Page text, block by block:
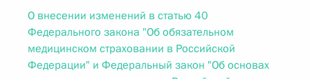
О внесении изменений в статью 40
Федерального закона "Об обязательном
медицинском страховании в Российской
Федерации" и Федеральный закон "Об основах